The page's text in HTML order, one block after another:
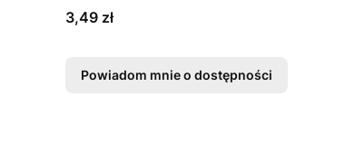
Cena
3,49 zł
Powiadom mnie o dostępności